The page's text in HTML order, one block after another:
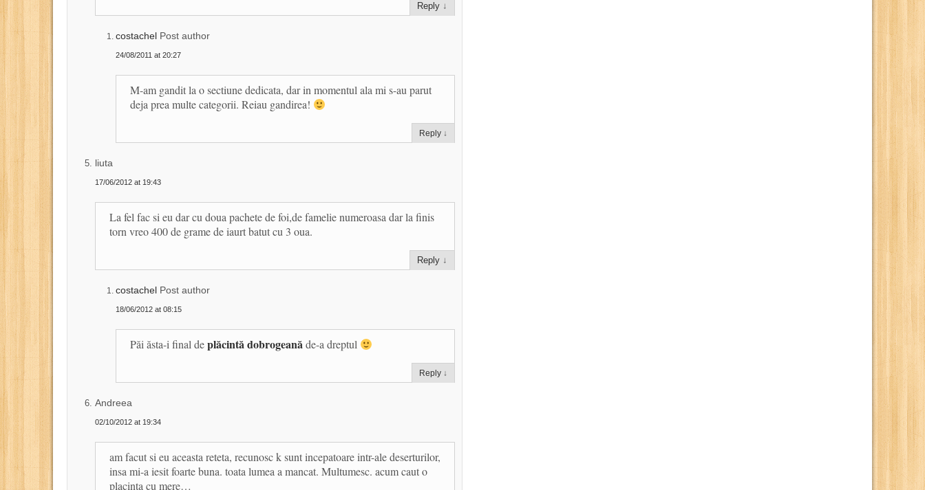
Reply ↓
costachel Post author
24/08/2011 at 20:27
M-am gandit la o sectiune dedicata, dar in momentul ala mi s-au parut
deja prea multe categorii. Reiau gandirea!
Reply ↓
liuta
17/06/2012 at 19:43
La fel fac si eu dar cu doua pachete de foi,de famelie numeroasa dar la finis
torn vreo 400 de grame de iaurt batut cu 3 oua.
Reply ↓
costachel Post author
18/06/2012 at 08:15
Păi ăsta-i final deplăcintă dobrogeanăde-a dreptul
Reply ↓
Andreea
02/10/2012 at 19:34
am facut si eu aceasta reteta, recunosc k sunt incepatoare intr-ale deserturilor,
insa mi-a iesit foarte buna. toata lumea a mancat. Multumesc. acum caut o
placinta cu mere…